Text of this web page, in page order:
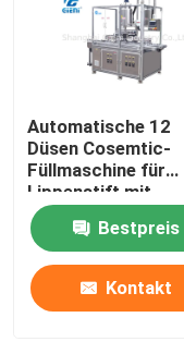
Lippenstift-
Kosmetische
Nagellack-
Füllmaschine
Automatische 12
Düsen Cosemtic-
Füllmaschine für
Lippenstift mit
Farbabdeckung
Bestpreis
Kontakt